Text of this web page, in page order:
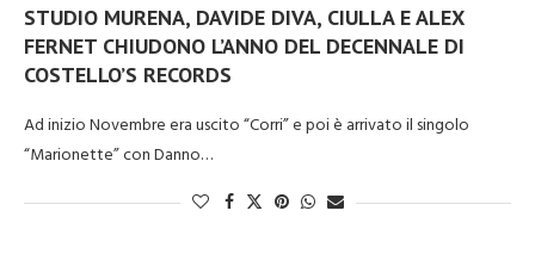
STUDIO MURENA, DAVIDE DIVA, CIULLA E ALEX
FERNET CHIUDONO L’ANNO DEL DECENNALE DI
COSTELLO’S RECORDS
Ad inizio Novembre era uscito “Corri” e poi è arrivato il singolo
“Marionette” con Danno…